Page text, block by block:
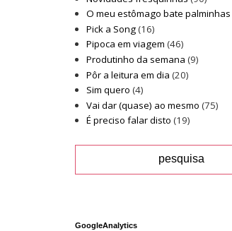
O meu estômago bate palminhas
Pick a Song(16)
Pipoca em viagem (46)
Produtinho da semana (9)
Pôr a leitura em dia (20)
Sim quero (4)
Vai dar (quase) ao mesmo (75)
É preciso falar disto (19)
GoogleAnalytics